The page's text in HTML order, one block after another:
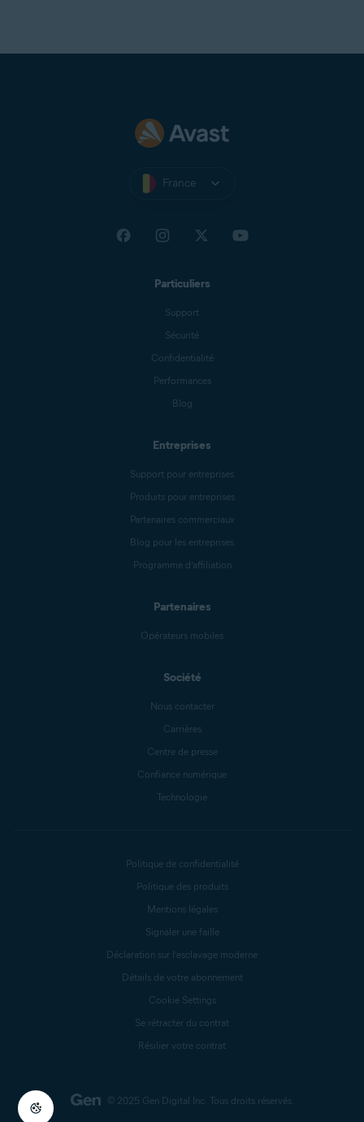
France
Particuliers
Support
Sécurité
Confidentialité
Performances
Blog
Entreprises
Support pour entreprises
Produits pour entreprises
Partenaires commerciaux
Blog pour les entreprises
Programme d’affiliation
Partenaires
Opérateurs mobiles
Société
Nous contacter
Carrières
Centre de presse
Confiance numérique
Technologie
© 2025 Gen Digital Inc. Tous droits réservés.
Politique de confidentialité
Politique des produits
Mentions légales
Signaler une faille
Déclaration sur l’esclavage moderne
Détails de votre abonnement
Cookie Settings
Se rétracter du contrat
Résilier votre contrat